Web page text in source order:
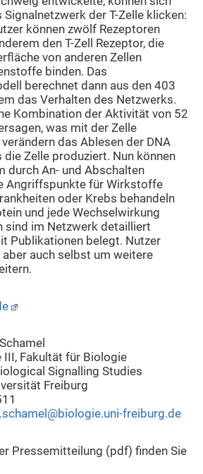
Signalnetzwerk der T-Zelle klicken:
können zwölf Rezeptoren
den T-Zell Rezeptor, die
von anderen Zellen
binden. Das
berechnet dann aus den 403
das Verhalten des Netzwerks.
Kombination der Aktivität von 52
was mit der Zelle
das Ablesen der DNA
Zelle produziert. Nun können
durch An- und Abschalten
Angriffspunkte für Wirkstoffe
oder Krebs behandeln
und jede Wechselwirkung
sind im Netzwerk detailliert
Publikationen belegt. Nutzer
auch selbst um weitere
III, Fakultät für Biologie
Signalling Studies
Freiburg
freiburg.de
Pressemitteilung (pdf) finden Sie